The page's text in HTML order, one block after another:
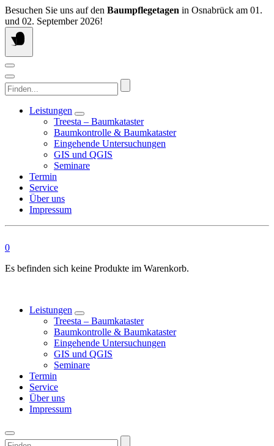
Springen
Sie
zum
Inhalt
Besuchen Sie uns auf den Baumpflegetagen in Osnabrück am 01.
und 02. September 2026!
Finden...
Leistungen
Treesta – Baumkataster
Baumkontrolle & Baumkataster
Eingehende Untersuchungen
GIS und QGIS
Seminare
Termin
Service
Über uns
Impressum
0
Es befinden sich keine Produkte im Warenkorb.
Leistungen
Treesta – Baumkataster
Baumkontrolle & Baumkataster
Eingehende Untersuchungen
GIS und QGIS
Seminare
Termin
Service
Über uns
Impressum
Finden...